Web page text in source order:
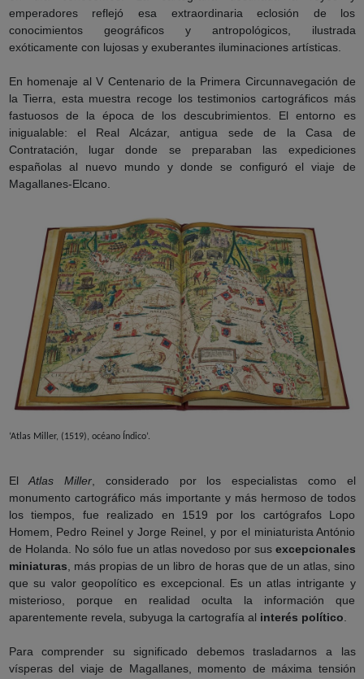
emperadores reflejó esa extraordinaria eclosión de los
conocimientos geográficos y antropológicos, ilustrada
exóticamente con lujosas y exuberantes iluminaciones artísticas.
En homenaje al V Centenario de la Primera Circunnavegación de
la Tierra, esta muestra recoge los testimonios cartográficos más
fastuosos de la época de los descubrimientos. El entorno es
inigualable: el Real Alcázar, antigua sede de la Casa de
Contratación, lugar donde se preparaban las expediciones
españolas al nuevo mundo y donde se configuró el viaje de
Magallanes-Elcano.
‘Atlas Miller, (1519), océano Índico’.
ElAtlas Miller , considerado por los especialistas como el
monumento cartográfico más importante y más hermoso de todos
los tiempos, fue realizado en 1519 por los cartógrafos Lopo
Homem, Pedro Reinel y Jorge Reinel, y por el miniaturista António
de Holanda. No sólo fue un atlas novedoso por sus excepcionales
miniaturas , más propias de un libro de horas que de un atlas, sino
que su valor geopolítico es excepcional. Es un atlas intrigante y
misterioso, porque en realidad oculta la información que
aparentemente revela, subyuga la cartografía al interés político
Para comprender su significado debemos trasladarnos a las
vísperas del viaje de Magallanes, momento de máxima tensión